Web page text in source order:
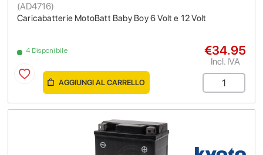
Caricabatterie MotoBatt Baby Boy 6 Volt e 12 Volt
(AD4716)
4 Disponibile €34.95
Incl. IVA
AGGIUNGI AL CARRELLO